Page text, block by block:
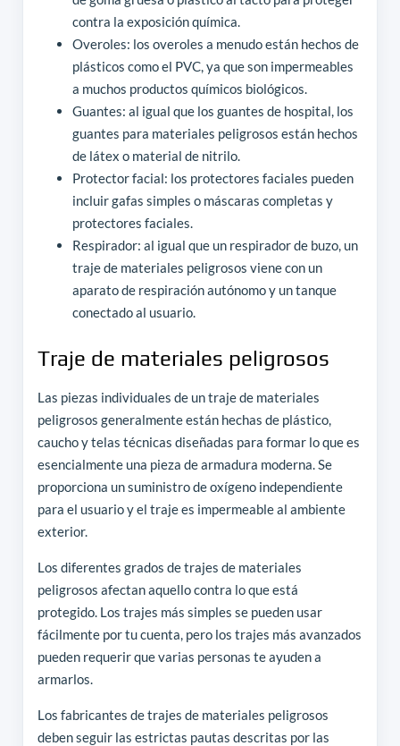
contra la exposición química.
Overoles: los overoles a menudo están hechos de
plásticos como el PVC, ya que son impermeables
a muchos productos químicos biológicos.
Guantes: al igual que los guantes de hospital, los
guantes para materiales peligrosos están hechos
de látex o material de nitrilo.
Protector facial: los protectores faciales pueden
incluir gafas simples o máscaras completas y
protectores faciales.
Respirador: al igual que un respirador de buzo, un
traje de materiales peligrosos viene con un
aparato de respiración autónomo y un tanque
conectado al usuario.
Traje de materiales peligrosos
Las piezas individuales de un traje de materiales
peligrosos generalmente están hechas de plástico,
caucho y telas técnicas diseñadas para formar lo que es
esencialmente una pieza de armadura moderna. Se
proporciona un suministro de oxígeno independiente
para el usuario y el traje es impermeable al ambiente
exterior.
Los diferentes grados de trajes de materiales
peligrosos afectan aquello contra lo que está
protegido. Los trajes más simples se pueden usar
fácilmente por tu cuenta, pero los trajes más avanzados
pueden requerir que varias personas te ayuden a
armarlos.
Los fabricantes de trajes de materiales peligrosos
deben seguir las estrictas pautas descritas por las